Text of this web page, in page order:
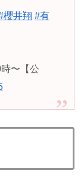
櫻井翔 #有
〜【公